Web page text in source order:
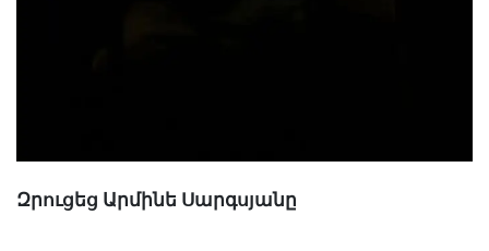
Զրուցեց Արմինե Սարգսյանը